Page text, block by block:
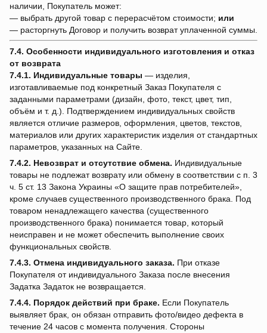
наличии, Покупатель может:
— выбрать другой товар с перерасчётом стоимости; или
— расторгнуть Договор и получить возврат уплаченной суммы.
7.4. Особенности индивидуального изготовления и отказ
от возврата
7.4.1. Индивидуальные товары — изделия,
изготавливаемые под конкретный Заказ Покупателя с
заданными параметрами (дизайн, фото, текст, цвет, тип,
объём и т. д.). Подтверждением индивидуальных свойств
является отличие размеров, оформления, цветов, текстов,
материалов или других характеристик изделия от стандартных
параметров, указанных на Сайте.
7.4.2. Невозврат и отсутствие обмена. Индивидуальные
товары не подлежат возврату или обмену в соответствии с п. 3
ч. 5 ст. 13 Закона Украины «О защите прав потребителей»,
кроме случаев существенного производственного брака. Под
товаром ненадлежащего качества (существенного
производственного брака) понимается товар, который
неисправен и не может обеспечить выполнение своих
функциональных свойств.
7.4.3. Отмена индивидуального заказа. При отказе
Покупателя от индивидуального Заказа после внесения
Задатка Задаток не возвращается.
7.4.4. Порядок действий при браке. Если Покупатель
выявляет брак, он обязан отправить фото/видео дефекта в
течение 24 часов с момента получения. Стороны